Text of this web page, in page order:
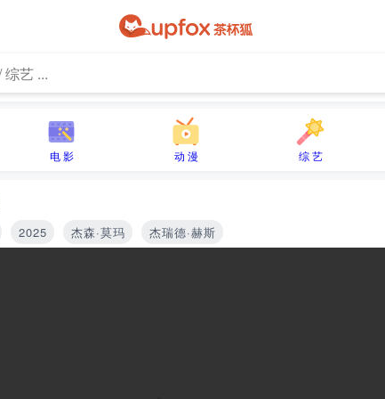
电 影 动 漫 综 艺
2025 杰森·莫玛 杰瑞德·赫斯